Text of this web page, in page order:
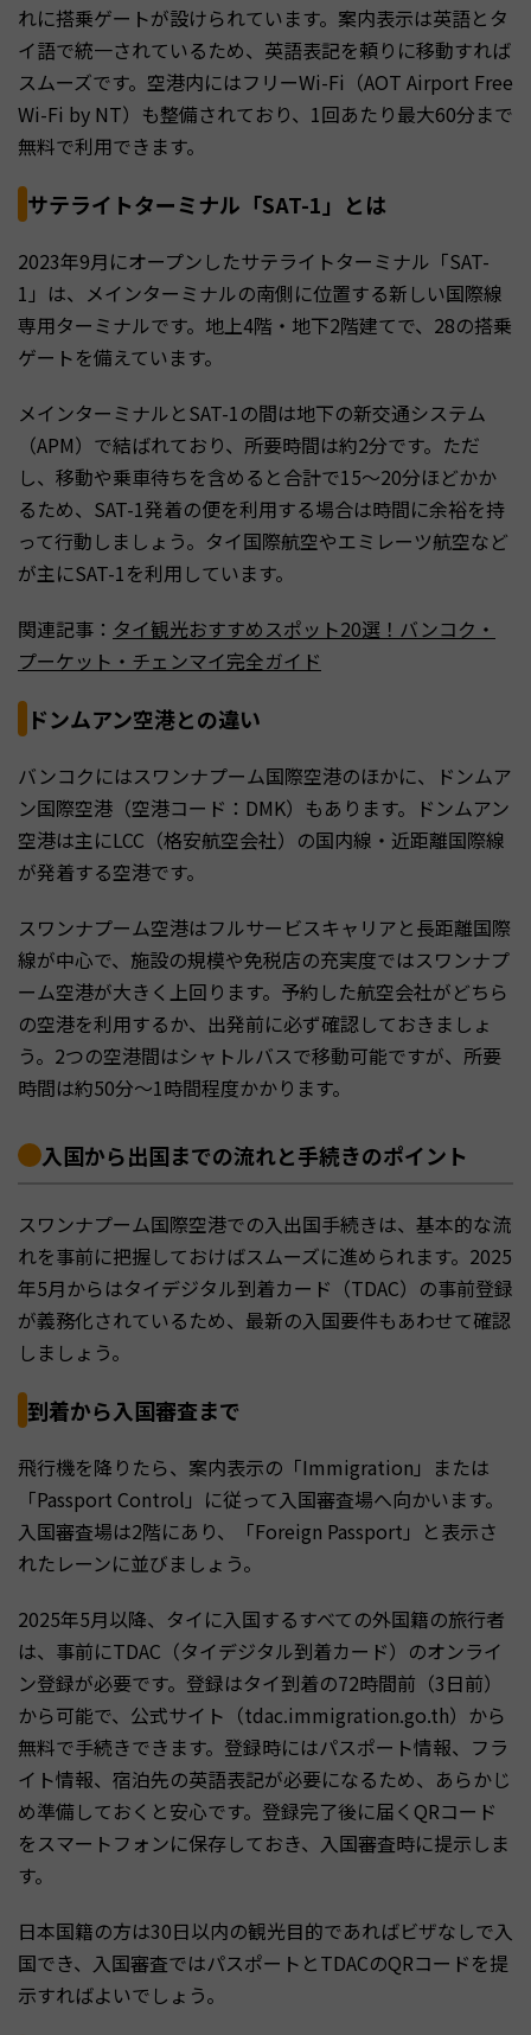
れに搭乗ゲートが設けられています。案内表示は英語とタ
イ語で統一されているため、英語表記を頼りに移動すれば
スムーズです。空港内にはフリーWi-Fi（AOT Airport Free
Wi-Fi by NT）も整備されており、1回あたり最大60分まで
無料で利用できます。
サテライトターミナル「SAT-1」とは
2023年9月にオープンしたサテライトターミナル「SAT-
1」は、メインターミナルの南側に位置する新しい国際線
専用ターミナルです。地上4階・地下2階建てで、28の搭乗
ゲートを備えています。
メインターミナルとSAT-1の間は地下の新交通システム
（APM）で結ばれており、所要時間は約2分です。ただ
し、移動や乗車待ちを含めると合計で15～20分ほどかか
るため、SAT-1発着の便を利用する場合は時間に余裕を持
って行動しましょう。タイ国際航空やエミレーツ航空など
が主にSAT-1を利用しています。
関連記事： タイ観光おすすめスポット20選！バンコク・
プーケット・チェンマイ完全ガイド
ドンムアン空港との違い
バンコクにはスワンナプーム国際空港のほかに、ドンムア
ン国際空港（空港コード：DMK）もあります。ドンムアン
空港は主にLCC（格安航空会社）の国内線・近距離国際線
が発着する空港です。
スワンナプーム空港はフルサービスキャリアと長距離国際
線が中心で、施設の規模や免税店の充実度ではスワンナプ
ーム空港が大きく上回ります。予約した航空会社がどちら
の空港を利用するか、出発前に必ず確認しておきましょ
う。2つの空港間はシャトルバスで移動可能ですが、所要
時間は約50分～1時間程度かかります。
入国から出国までの流れと手続きのポイント
スワンナプーム国際空港での入出国手続きは、基本的な流
れを事前に把握しておけばスムーズに進められます。2025
年5月からはタイデジタル到着カード（TDAC）の事前登録
が義務化されているため、最新の入国要件もあわせて確認
しましょう。
到着から入国審査まで
飛行機を降りたら、案内表示の「Immigration」または
「Passport Control」に従って入国審査場へ向かいます。
入国審査場は2階にあり、「Foreign Passport」と表示さ
れたレーンに並びましょう。
2025年5月以降、タイに入国するすべての外国籍の旅行者
は、事前にTDAC（タイデジタル到着カード）のオンライ
ン登録が必要です。登録はタイ到着の72時間前（3日前）
から可能で、公式サイト（tdac.immigration.go.th）から
無料で手続きできます。登録時にはパスポート情報、フラ
イト情報、宿泊先の英語表記が必要になるため、あらかじ
め準備しておくと安心です。登録完了後に届くQRコード
をスマートフォンに保存しておき、入国審査時に提示しま
す。
日本国籍の方は30日以内の観光目的であればビザなしで入
国でき、入国審査ではパスポートとTDACのQRコードを提
示すればよいでしょう。